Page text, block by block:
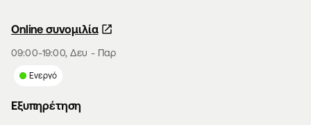
Online συνομιλία
09:00-19:00, Δευ - Παρ
Ενεργό
Εξυπηρέτηση